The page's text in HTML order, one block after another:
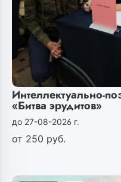
Интеллектуально-
«Битва эрудитов»
до 27-08-2026 г.
от 250 руб.